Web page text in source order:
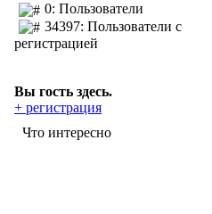
0: Пользователи
34397: Пользователи с
регистрацией
Вы гость здесь.
+ регистрация
Что интересно